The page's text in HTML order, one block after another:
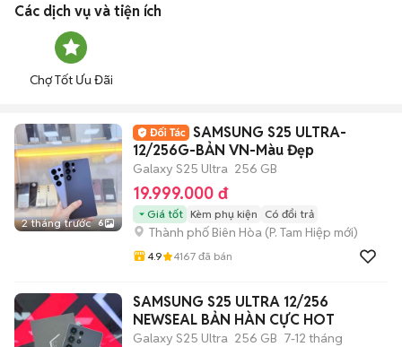
Các dịch vụ và tiện ích
Chợ Tốt Ưu Đãi
2 tháng trước 6
SAMSUNG S25 ULTRA-
12/256G-BẢN VN-Màu Đẹp
Galaxy S25 Ultra 256 GB
19.999.000 đ
Giá tốt Kèm phụ kiện Có đổi trả
Thành phố Biên Hòa (P. Tam Hiệp mới)
4.9 4167 đã bán
SAMSUNG S25 ULTRA 12/256
NEWSEAL BẢN HÀN CỰC HOT
Galaxy S25 Ultra 256 GB 7-12 tháng